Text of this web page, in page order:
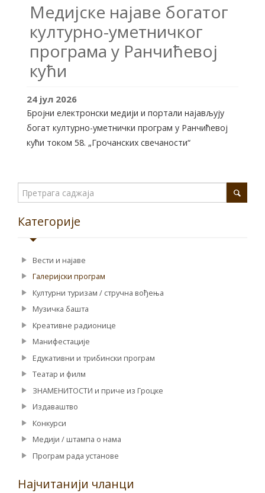
Медијске најаве богатог
културно-уметничког
програма у Ранчићевој
кући
24 јул 2026
Бројни електронски медији и портали најављују
богат културно-уметнички програм у Ранчићевој
кући током 58. „Грочанских свечаности“
Категорије
Вести и најаве
Галеријски програм
Културни туризам / стручна вођења
Музичка башта
Креативне радионице
Манифестације
Едукативни и трибински програм
Театар и филм
ЗНАМЕНИТОСТИ и приче из Гроцке
Издаваштво
Конкурси
Медији / штампа о нама
Програм рада установе
Најчитанији чланци